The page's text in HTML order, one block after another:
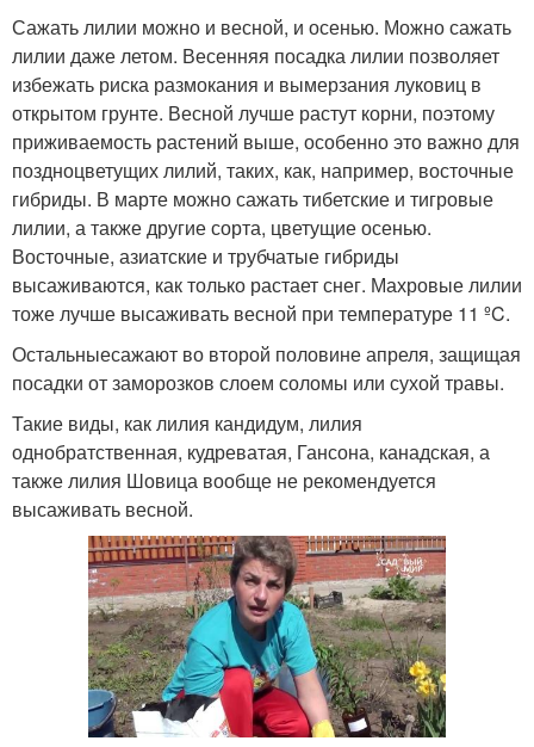
Сажать лилии можно и весной, и осенью. Можно сажать
лилии даже летом. Весенняя посадка лилии позволяет
избежать риска размокания и вымерзания луковиц в
открытом грунте. Весной лучше растут корни, поэтому
приживаемость растений выше, особенно это важно для
поздноцветущих лилий, таких, как, например, восточные
гибриды. В марте можно сажать тибетские и тигровые
лилии, а также другие сорта, цветущие осенью.
Восточные, азиатские и трубчатые гибриды
высаживаются, как только растает снег. Махровые лилии
тоже лучше высаживать весной при температуре 11 ºC.
Остальныесажают во второй половине апреля, защищая
посадки от заморозков слоем соломы или сухой травы.
Такие виды, как лилия кандидум, лилия
однобратственная, кудреватая, Гансона, канадская, а
также лилия Шовица вообще не рекомендуется
высаживать весной.